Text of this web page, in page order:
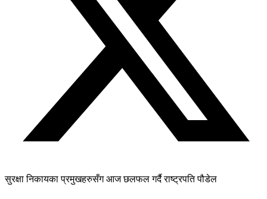
सुरक्षा निकायका प्रमुखहरुसँग आज छलफल गर्दै राष्ट्रपति पौडेल